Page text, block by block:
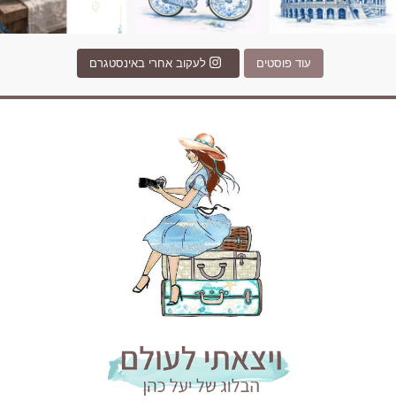
עוד פוסטים לעקוב אחרי באינסטגרם